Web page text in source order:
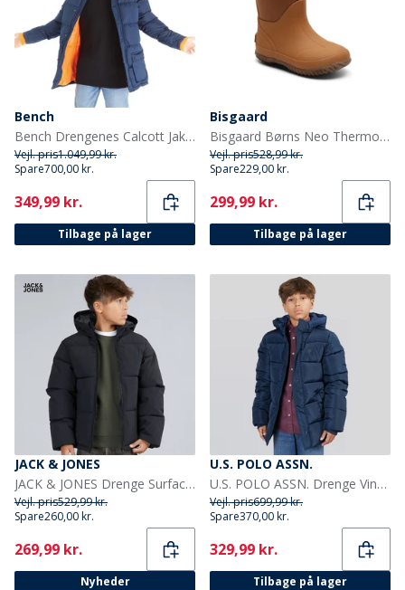
Bench
Bench Drengenes Calcott Jakke Blå
Vejl. pris1.049,99 kr.
Spare700,00 kr.
Current
349,99 kr.
Tilbage på lager
Bisgaard
Bisgaard Børns Neo Thermo Gummistøvler Kamel
Vejl. pris528,99 kr.
Spare229,00 kr.
Current
299,99 kr.
Tilbage på lager
JACK & JONES
JACK & JONES Drenge Surface Puffer Jakke Sort
Vejl. pris529,99 kr.
Spare260,00 kr.
Current
269,99 kr.
Nyheder
U.S. POLO ASSN.
U.S. POLO ASSN. Drenge Vinterjakke Blå
Vejl. pris699,99 kr.
Spare370,00 kr.
Current
329,99 kr.
Tilbage på lager